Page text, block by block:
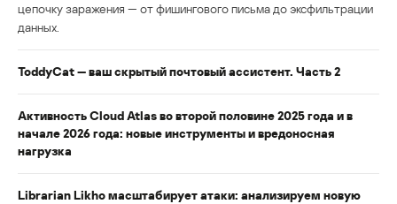
цепочку заражения — от фишингового письма до эксфильтрации
данных.
ToddyCat — ваш скрытый почтовый ассистент. Часть 2
Активность Cloud Atlas во второй половине 2025 года и в
начале 2026 года: новые инструменты и вредоносная
нагрузка
Librarian Likho масштабирует атаки: анализируем новую